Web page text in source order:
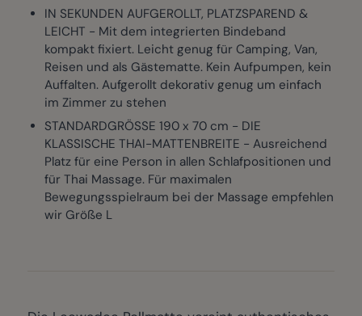
IN SEKUNDEN AUFGEROLLT, PLATZSPAREND &
LEICHT - Mit dem integrierten Bindeband
kompakt fixiert. Leicht genug für Camping, Van,
Reisen und als Gästematte. Kein Aufpumpen, kein
Auffalten. Aufgerollt dekorativ genug um einfach
im Zimmer zu stehen
STANDARDGRÖSSE 190 x 70 cm - DIE
KLASSISCHE THAI-MATTENBREITE - Ausreichend
Platz für eine Person in allen Schlafpositionen und
für Thai Massage. Für maximalen
Bewegungsspielraum bei der Massage empfehlen
wir Größe L